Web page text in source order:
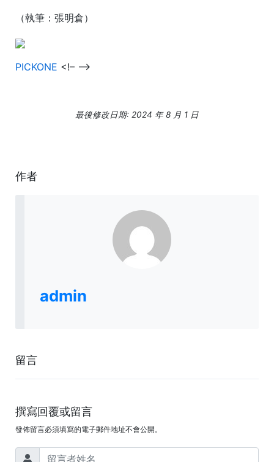
（執筆：張明倉）
PICKONE <!– –>
最後修改日期: 2024 年 8 月 1 日
作者
admin
留言
撰寫回覆或留言
發佈留言必須填寫的電子郵件地址不會公開。